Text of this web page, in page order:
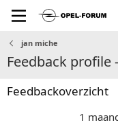
jan miche
Feedback profile
Feedbackoverzicht
1